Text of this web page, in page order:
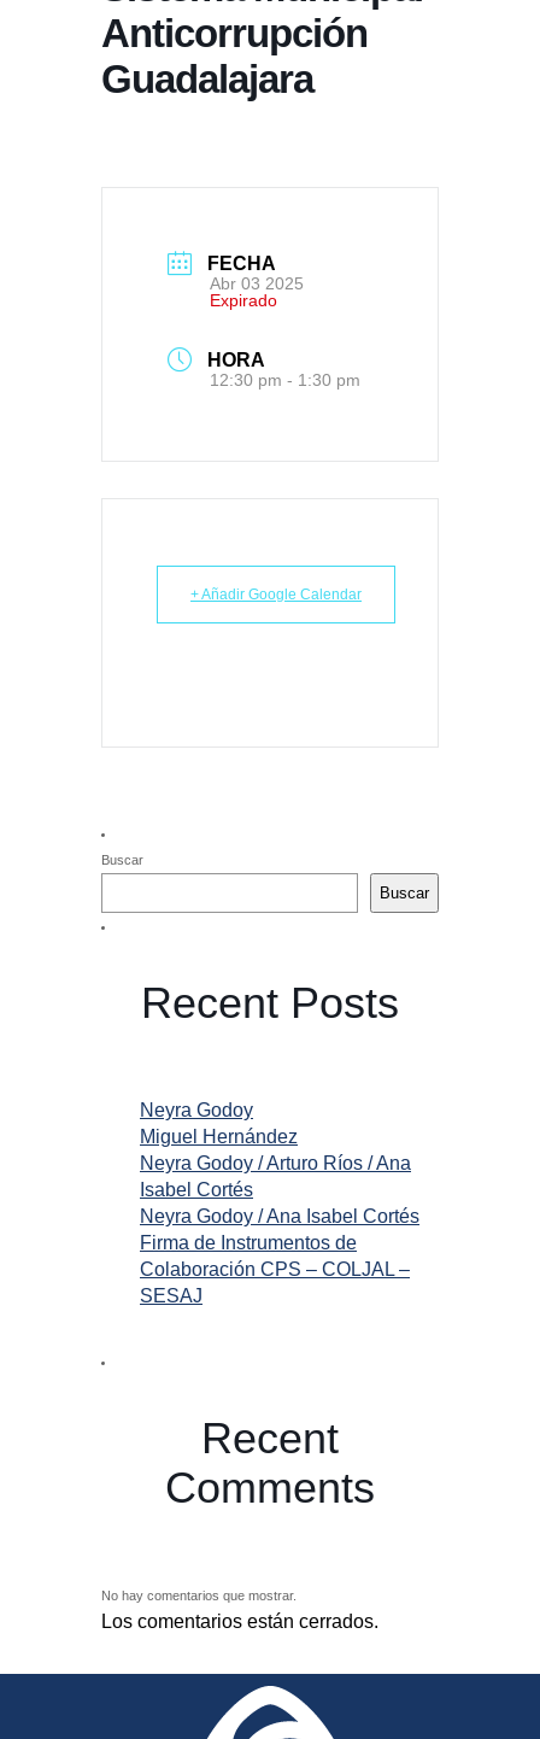
Anticorrupción
Guadalajara
FECHA
Abr 03 2025
Expirado
HORA
12:30 pm - 1:30 pm
+ Añadir Google Calendar
Buscar
Buscar
Recent Posts
Neyra Godoy
Miguel Hernández
Neyra Godoy / Arturo Ríos / Ana
Isabel Cortés
Neyra Godoy / Ana Isabel Cortés
Firma de Instrumentos de
Colaboración CPS – COLJAL –
SESAJ
Recent
Comments
No hay comentarios que mostrar.
Los comentarios están cerrados.